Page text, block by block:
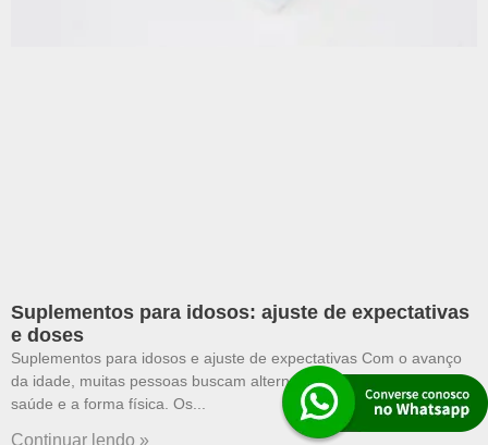
Suplementos para idosos: ajuste de expectativas
e doses
Suplementos para idosos e ajuste de expectativas Com o avanço
da idade, muitas pessoas buscam alternativas para manter a
saúde e a forma física. Os
Continuar lendo »